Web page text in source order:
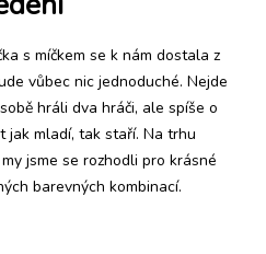
s míčkem se k nám dostala z
vůbec nic jednoduché. Nejde
hráli dva hráči, ale spíše o
jak mladí, tak staří. Na trhu
jsme se rozhodli pro krásné
barevných kombinací.